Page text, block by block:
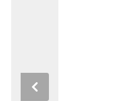
Previous